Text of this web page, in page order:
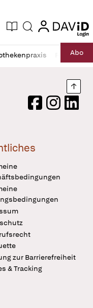
Ausgabe
Suche login
login
RechtAbo
FacebookInstagram
zur Barrierefreiheit
& Tracking